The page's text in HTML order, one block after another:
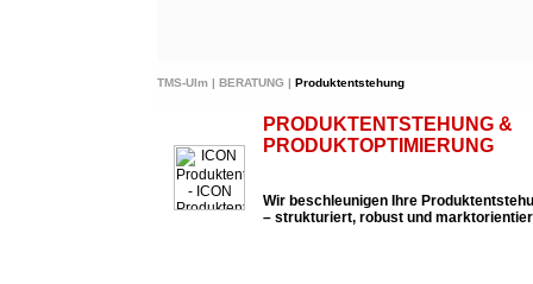
TMS-Ulm | BERATUNG | Produktentstehung
PRODUKTENTSTEHUNG &
PRODUKTOPTIMIERUNG
Wir beschleunigen Ihre
– strukturiert, robust und